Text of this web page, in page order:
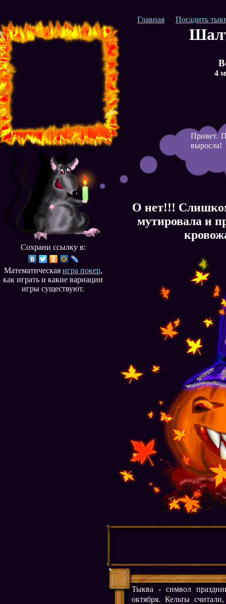
Сохрани ссылку в:
Математическая игра покер,
как играть и какие вариации
игры существуют.
Главная Посадить
4
Привет.
выросла!
О нет!!!
мутировала и
Тыква - символ
октября. Кельты